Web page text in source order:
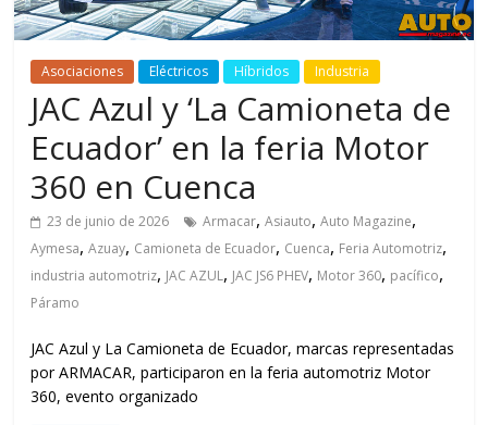
Asociaciones Eléctricos Híbridos Industria
JAC Azul y ‘La Camioneta de
Ecuador’ en la feria Motor
360 en Cuenca
23 de junio de 2026 Armacar,Asiauto,Auto Magazine,
Aymesa,Azuay, Camioneta de Ecuador, Cuenca, Feria Automotriz,
industria automotriz, JAC AZUL, JAC JS6 PHEV, Motor 360, pacífico,
Páramo
JAC Azul y La Camioneta de Ecuador, marcas representadas
por ARMACAR, participaron en la feria automotriz Motor
360, evento organizado